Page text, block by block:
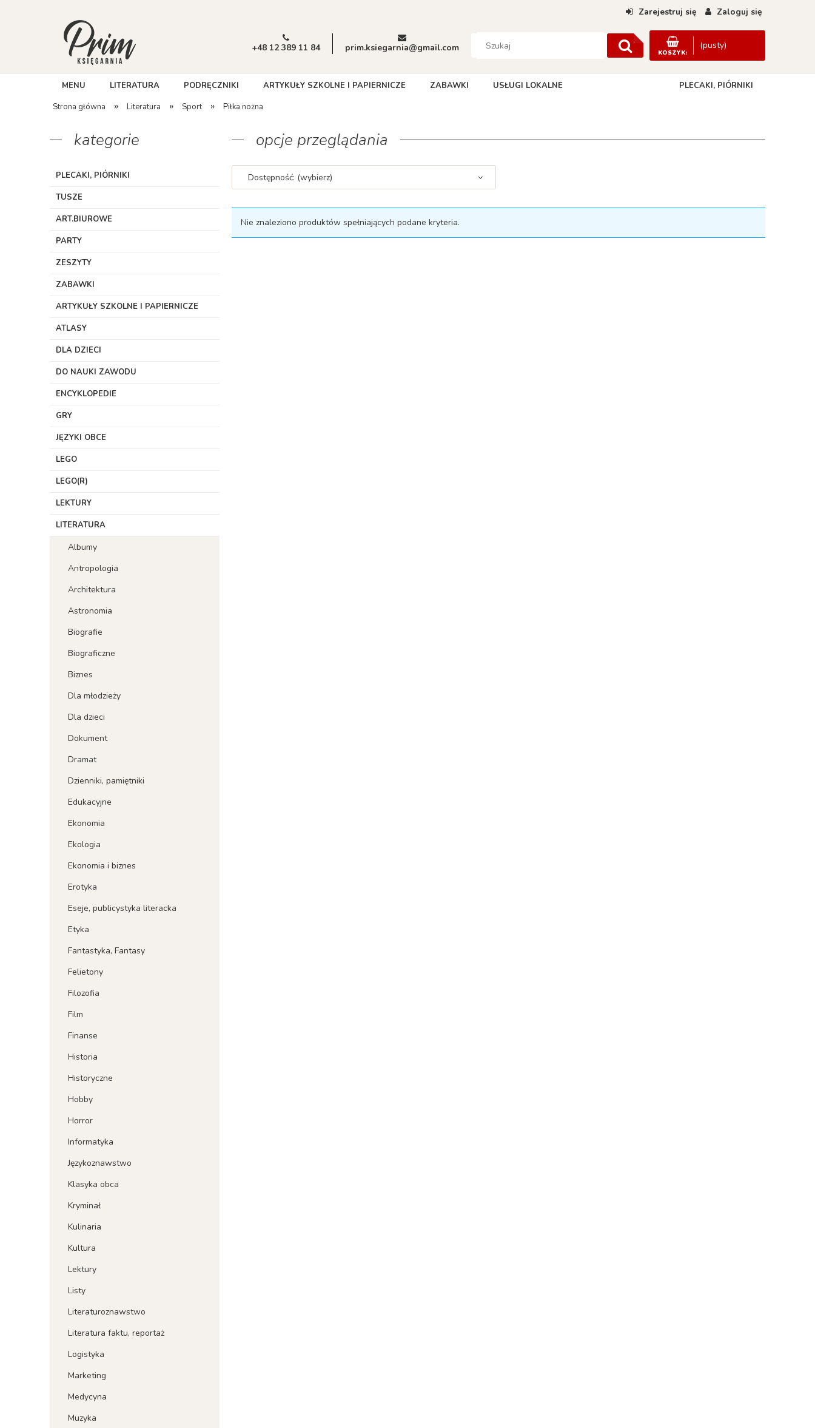
Zarejestruj się Zaloguj się
KOSZYK:
(pusty)
+48 12 389 11 84 prim.ksiegarnia@gmail.com
MENU LITERATURA PODRĘCZNIKI ARTYKUŁY SZKOLNE I PAPIERNICZE PLECAKI, PIÓRNIKI
ZABAWKI USŁUGI LOKALNE
Strona główna » Literatura » Sport » Piłka nożna
kategorie
PLECAKI, PIÓRNIKI
TUSZE
ART.BIUROWE
PARTY
ZESZYTY
ZABAWKI
ARTYKUŁY SZKOLNE I PAPIERNICZE
ATLASY
DLA DZIECI
DO NAUKI ZAWODU
ENCYKLOPEDIE
GRY
JĘZYKI OBCE
LEGO
LEGO(R)
LEKTURY
LITERATURA
Albumy
Antropologia
Architektura
Astronomia
Biografie
Biograficzne
Biznes
Dla młodzieży
Dla dzieci
Dokument
Dramat
Dzienniki, pamiętniki
Edukacyjne
Ekonomia
Ekologia
Ekonomia i biznes
Erotyka
Eseje, publicystyka literacka
Etyka
Fantastyka, Fantasy
Felietony
Filozofia
Film
Finanse
Historia
Historyczne
Hobby
Horror
Informatyka
Językoznawstwo
Klasyka obca
Kryminał
Kulinaria
Kultura
Lektury
Listy
Literaturoznawstwo
Literatura faktu, reportaż
Logistyka
Marketing
Medycyna
Muzyka
opcje przeglądania
Dostępność: (wybierz)
Nie znaleziono produktów spełniających podane kryteria.